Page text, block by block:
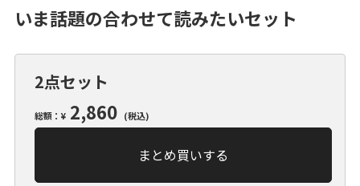
いま話題の合わせて読みたいセット
2点セット
総額：¥ 2,860 (税込)
まとめ買いする